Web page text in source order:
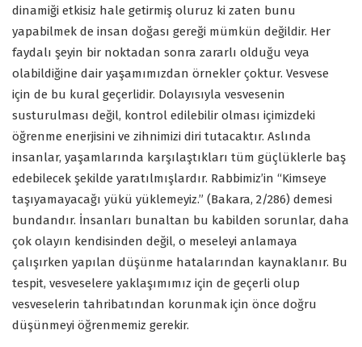
dinamiği etkisiz hale getirmiş oluruz ki zaten bunu
yapabilmek de insan doğası gereği mümkün değildir. Her
faydalı şeyin bir noktadan sonra zararlı olduğu veya
olabildiğine dair yaşamımızdan örnekler çoktur. Vesvese
için de bu kural geçerlidir. Dolayısıyla vesvesenin
susturulması değil, kontrol edilebilir olması içimizdeki
öğrenme enerjisini ve zihnimizi diri tutacaktır. Aslında
insanlar, yaşamlarında karşılaştıkları tüm güçlüklerle baş
edebilecek şekilde yaratılmışlardır. Rabbimiz’in “Kimseye
taşıyamayacağı yükü yüklemeyiz.” (Bakara, 2/286) demesi
bundandır. İnsanları bunaltan bu kabilden sorunlar, daha
çok olayın kendisinden değil, o meseleyi anlamaya
çalışırken yapılan düşünme hatalarından kaynaklanır. Bu
tespit, vesveselere yaklaşımımız için de geçerli olup
vesveselerin tahribatından korunmak için önce doğru
düşünmeyi öğrenmemiz gerekir.